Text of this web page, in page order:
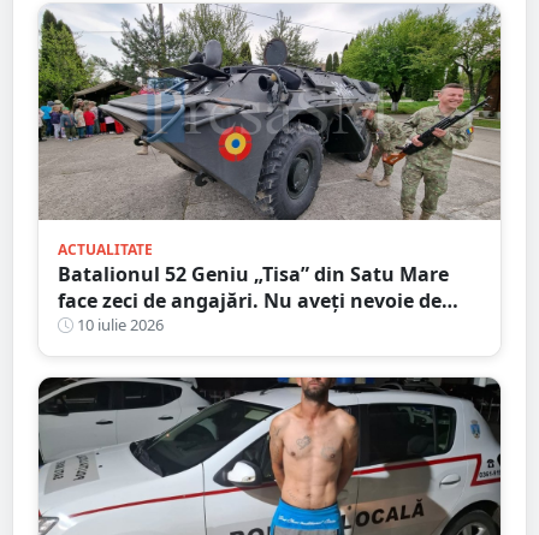
ACTUALITATE
Batalionul 52 Geniu „Tisa” din Satu Mare
face zeci de angajări. Nu aveți nevoie de
Bacalaureat, salar atractiv
10 iulie 2026